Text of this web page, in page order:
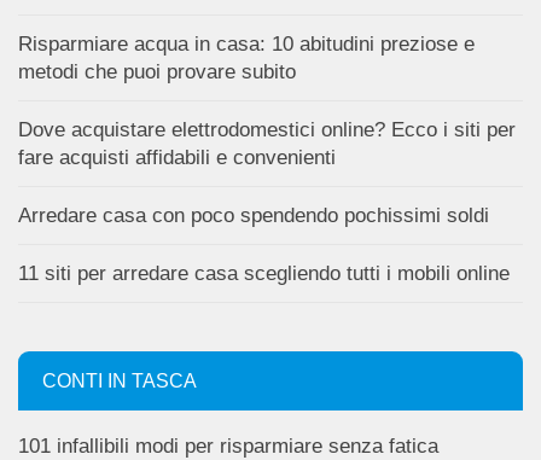
Risparmiare acqua in casa: 10 abitudini preziose e
metodi che puoi provare subito
Dove acquistare elettrodomestici online? Ecco i siti per
fare acquisti affidabili e convenienti
Arredare casa con poco spendendo pochissimi soldi
11 siti per arredare casa scegliendo tutti i mobili online
CONTI IN TASCA
101 infallibili modi per risparmiare senza fatica